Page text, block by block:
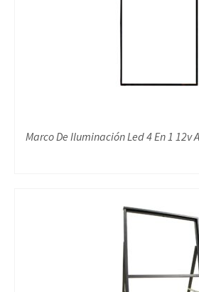
Marco De Iluminación Led 4 En 1 12v